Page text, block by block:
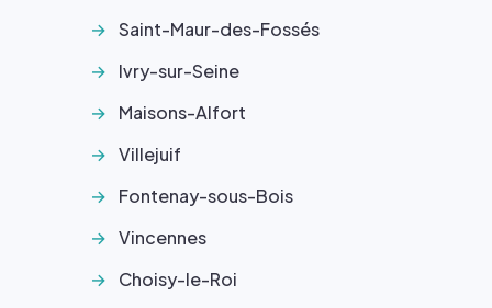
Saint-Maur-des-Fossés
Ivry-sur-Seine
Maisons-Alfort
Villejuif
Fontenay-sous-Bois
Vincennes
Choisy-le-Roi